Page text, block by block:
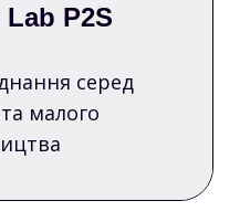
P2S
серед
та малого